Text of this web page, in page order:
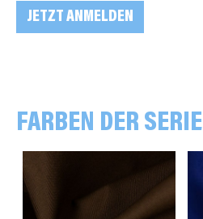
JETZT ANMELDEN
FARBEN DER SERIE